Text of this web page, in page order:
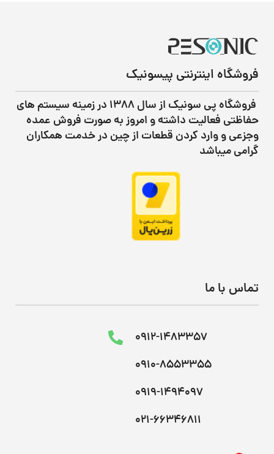
فروشگاه اینترنتی پیسونیک
فروشگاه پی سونیک از سال ۱۳۸۸ در زمینه سیستم های
حفاظتی فعالیت داشته و امروز به صورت فروش عمده
وجزعی و وارد کردن قطعات از چین در خدمت همکاران
گرامی میباشد
تماس با ما
0912-1483357
0910-8553355
0919-1494097
021-66346811